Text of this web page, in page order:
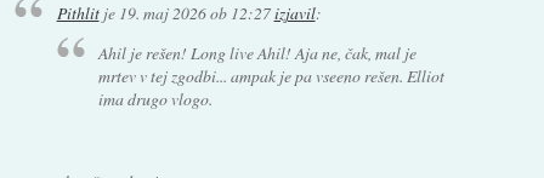
Pithlitje 19. maj 2026 ob 12:27izjavil:
Ahil je rešen! Long live Ahil! Aja ne, čak, mal je
mrtev v tej zgodbi... ampak je pa vseeno rešen. Elliot
ima drugo vlogo.